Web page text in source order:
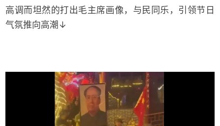
高调而坦然的打出毛主席画像，与民同乐，引领节日
气氛推向高潮↓